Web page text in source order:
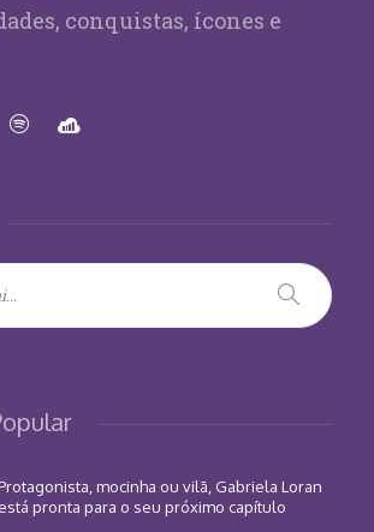
conquistas, ícones e
mocinha ou vilã, Gabriela Loran
está pronta para o seu próximo capítulo